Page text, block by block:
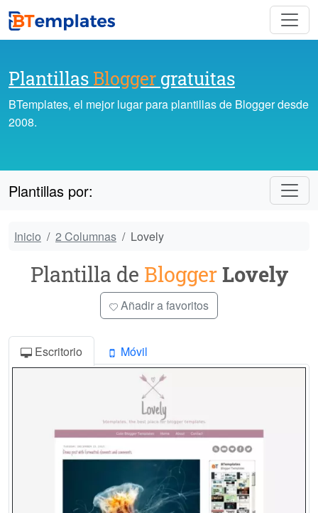
Plantillas Blogger gratuitas
BTemplates, el mejor lugar para plantillas de Blogger desde
2008.
Plantillas por:
Inicio 2 Columnas Lovely
Plantilla de BloggerLovely
Añadir a favoritos
Escritorio Móvil